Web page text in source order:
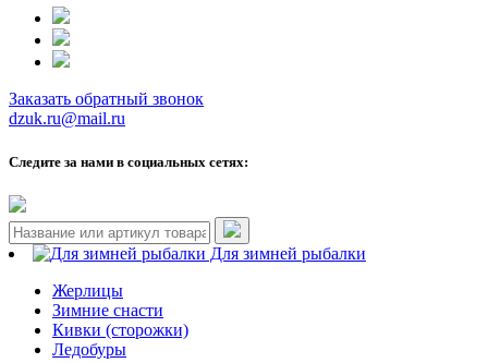
Заказать обратный звонок
dzuk.ru@mail.ru
Следите за нами в социальных сетях:
Для зимней рыбалки
Жерлицы
Зимние снасти
Кивки (сторожки)
Ледобуры